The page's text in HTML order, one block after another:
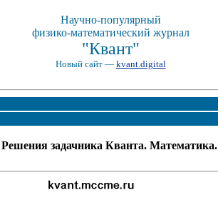
Научно-популярный
физико-математический журнал
"Квант"
Новый сайт — kvant.digital
Решения задачника Кванта. Математика.